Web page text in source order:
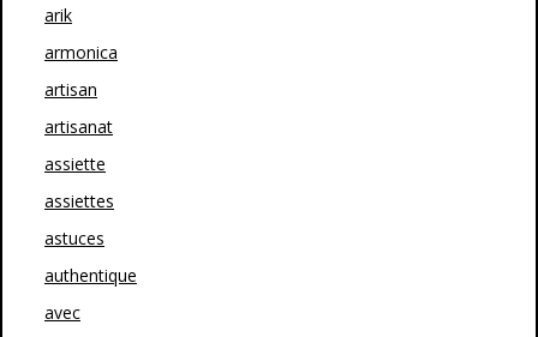
arik
armonica
artisan
artisanat
assiette
assiettes
astuces
authentique
avec